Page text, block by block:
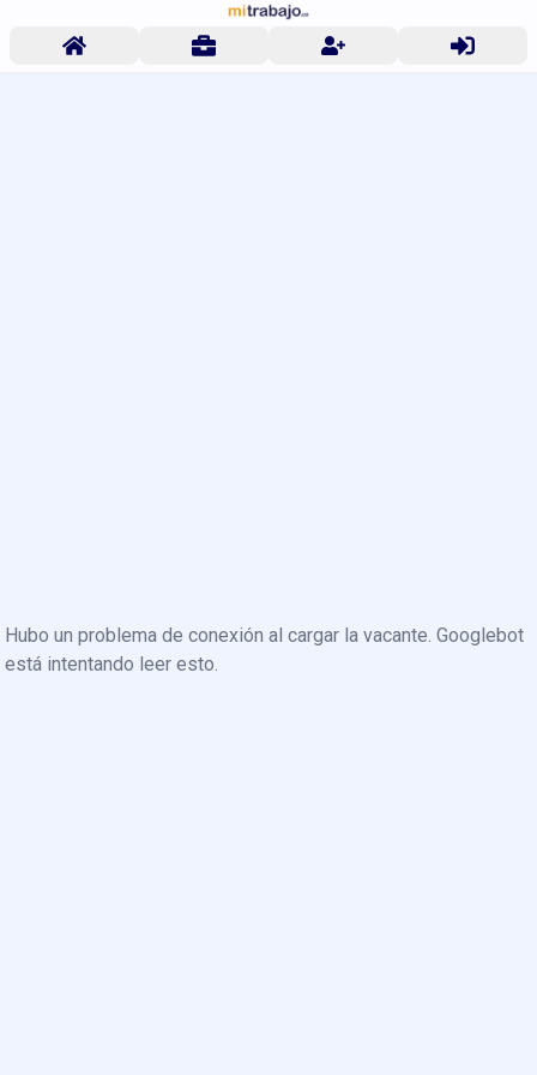
Hubo un problema de conexión al cargar la vacante. Googlebot
está intentando leer esto.